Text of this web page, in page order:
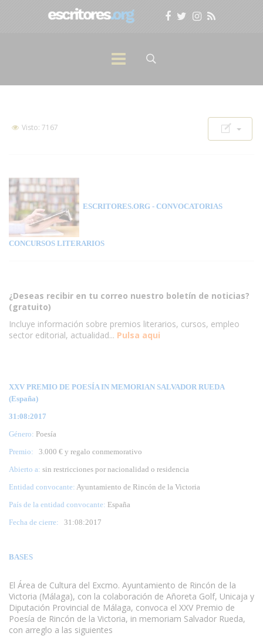
Visto: 7167
ESCRITORES.ORG - CONVOCATORIAS
CONCURSOS LITERARIOS
¿Deseas recibir en tu correo nuestro boletín de noticias?
(gratuito)
Incluye información sobre premios literarios, cursos, empleo
sector editorial, actualidad... Pulsa aqui
XXV PREMIO DE POESÍA IN MEMORIAN SALVADOR RUEDA
(España)
31:08:2017
Género: Poesía
Premio:
3.000 € y regalo conmemorativo
Abierto a: sin restricciones por nacionalidad o residencia
Entidad convocante: Ayuntamiento de Rincón de la Victoria
País de la entidad convocante: España
Fecha de cierre: 31 :08:2017
BASES
El Área de Cultura del Excmo. Ayuntamiento de Rincón de la
Victoria (Málaga), con la colaboración de Añoreta Golf, Unicaja y
Diputación Provincial de Málaga, convoca el XXV Premio de
Poesía de Rincón de la Victoria, in memoriam Salvador Rueda,
con arreglo a las siguientes